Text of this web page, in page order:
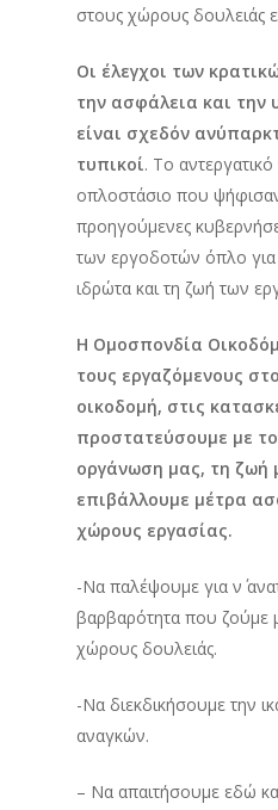
στους χώρους δουλειάς
Οι έλεγχοι των
την ασφάλεια και την
είναι σχεδόν
τυπικοί. Το
οπλοστάσιο που
προηγούμενες
των εργοδοτών όπλο για
ιδρώτα και τη ζωή των
Η Ομοσπονδία
τους εργαζόμενους
οικοδομή, στις
προστατεύσουμε με
οργάνωση μας, τη ζωή
επιβάλλουμε μέτρα
χώρους εργασίας.
-Να παλέψουμε για ν΄
βαρβαρότητα που ζούμε
χώρους δουλειάς.
-Να διεκδικήσουμε την
αναγκών.
– Να απαιτήσουμε εδώ